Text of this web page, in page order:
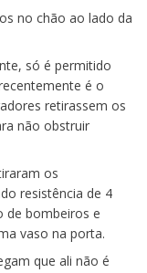
no chão ao lado da
só é permitido
é o
retirassem os
não obstruir
os
resistência de 4
de bombeiros e
vaso na porta.
que ali não é